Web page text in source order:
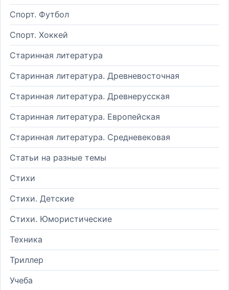
Спорт. Футбол
Спорт. Хоккей
Старинная литература
Старинная литература. Древневосточная
Старинная литература. Древнерусская
Старинная литература. Европейская
Старинная литература. Средневековая
Статьи на разные темы
Стихи
Стихи. Детские
Стихи. Юмористические
Техника
Триллер
Учеба